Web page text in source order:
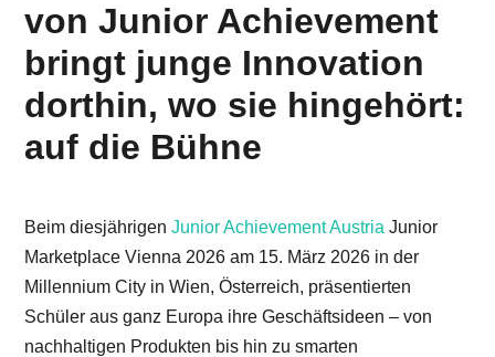
von Junior Achievement
bringt junge Innovation
dorthin, wo sie hingehört:
auf die Bühne
Beim diesjährigenJunior Achievement Austria Junior
Marketplace Vienna 2026 am 15. März 2026 in der
Millennium City in Wien, Österreich, präsentierten
Schüler aus ganz Europa ihre Geschäftsideen – von
nachhaltigen Produkten bis hin zu smarten